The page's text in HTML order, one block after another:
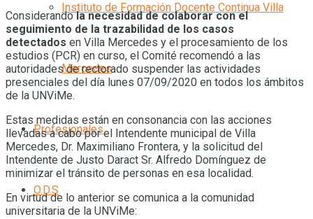
Instituto de Formación Docente Continua Villa
Mercedes
Profesionales
O.D.S
Considerandola necesidad de colaborar con el
seguimiento de la trazabilidad de los casos
detectados en Villa Mercedes y el procesamiento de los
estudios (PCR) en curso, el Comité recomendó a las
autoridades de rectorado suspender las actividades
presenciales del día lunes 07/09/2020 en todos los ámbitos
de la UNViMe.
Estas medidas están en consonancia con las acciones
llevadas a cabo por el Intendente municipal de Villa
Mercedes, Dr. Maximiliano Frontera, y la solicitud del
Intendente de Justo Daract Sr. Alfredo Domínguez de
minimizar el tránsito de personas en esa localidad.
En virtud de lo anterior se comunica a la comunidad
universitaria de la UNViMe: